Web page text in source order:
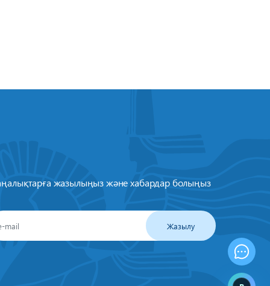
жазылыңыз және хабардар болыңыз
Жазылу